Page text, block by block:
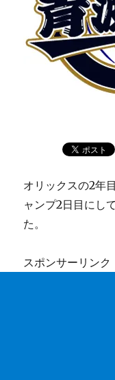
オリックスの2年
ャンプ2日目にし
た。
スポンサーリンク